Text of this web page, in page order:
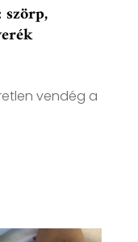
vendég a